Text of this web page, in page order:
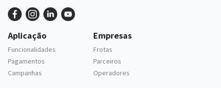
Aplicação
Funcionalidades
Pagamentos
Campanhas
Empresas
Frotas
Parceiros
Operadores